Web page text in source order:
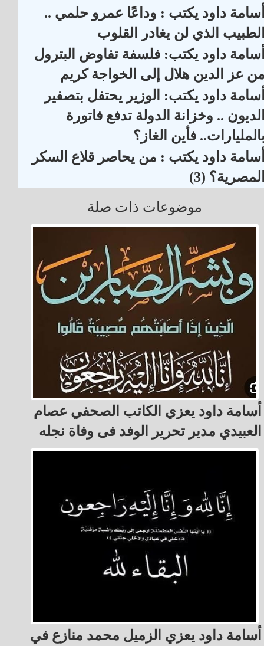
داود يكتب : وداعًا عمرو حلمي ..
الذي لن يغادر القلوب
داود يكتب: فلسفة تفاوض البترول
عز الدين هلال إلى الخواجة كريم
داود يكتب: الوزير يحتفل بتصفير
.. وخزانة الدولة تدفع فاتورة
فأين الغاز؟
داود يكتب : من يحاصر قلاع السكر
(3)
موضوعات ذات صلة
أسامة داود يعزي الكاتب الصحفي عصام
العبيدي مدير تحرير الوفد فى وفاة نجله
أسامة داود يعزي الزميل محمد منازع في